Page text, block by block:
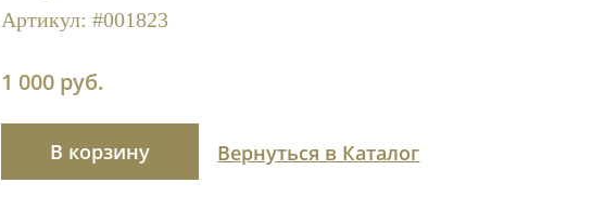
Артикул: #001823
1 000 руб.
В корзину Вернуться в Каталог